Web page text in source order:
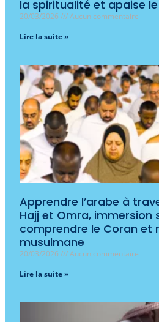
la spiritualité et apaise
20/03/2026
Aucun commentaire
Lire la suite »
Apprendre l’arabe à
Hajj et Omra, immersion
comprendre le Coran et
musulmane
20/03/2026
Aucun commentaire
Lire la suite »